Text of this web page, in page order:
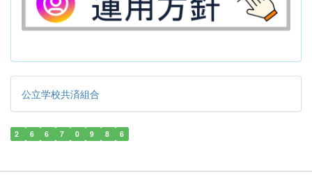
公立学校共済組合
2 6 6 7 0 9 8 6